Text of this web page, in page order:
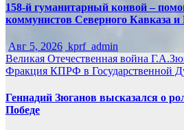
158-й гуманитарный конвой –
коммунистов Северного Кавказа
Авг 5, 2026 kprf_admin
Великая Отечественная война
Фракция КПРФ в Государственной
Геннадий Зюганов высказался о
Победе